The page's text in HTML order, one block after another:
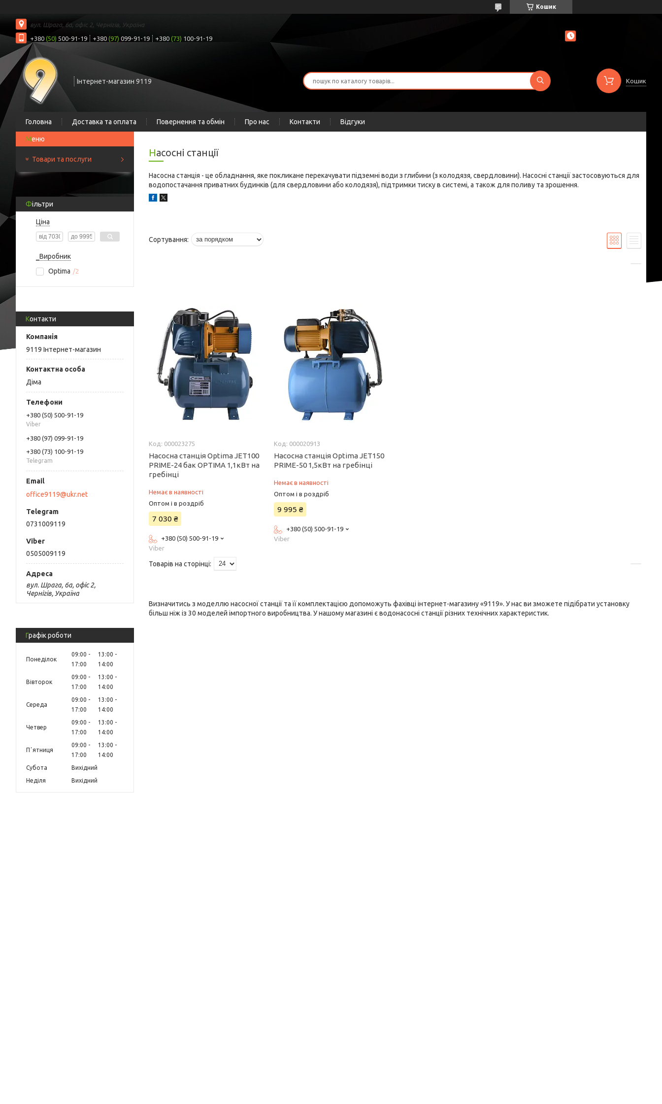
Кошик
вул. Шрага, 6а, офіс 2, Чернігів, Україна
+380 (50) 500-91-19 +380 (97) 099-91-19 +380 (73) 100-91-19
Інтернет-магазин 9119 Кошик
Головна Доставка та оплата Повернення та обмін Про нас Контакти Відгуки
Товари та послуги
Фільтри
Ціна
_Виробник
Optima
2
Контакти
9119 Інтернет-магазин
Діма
+380 (50) 500-91-19
Viber
+380 (97) 099-91-19
+380 (73) 100-91-19
Telegram
office9119@ukr.net
0731009119
0505009119
вул. Шрага, 6а, офіс 2,
Чернігів, Україна
Графік роботи
Понеділок
09:00
17:00
13:00
14:00
Вівторок
09:00
17:00
13:00
14:00
Середа
09:00
17:00
13:00
14:00
Четвер
09:00
17:00
13:00
14:00
Пʼятниця
09:00
17:00
13:00
14:00
Субота
Вихідний
Неділя
Вихідний
Насосні станції
Насосна станція - це обладнання, яке покликане перекачувати підземні води з глибини (з колодязя, свердловини). Насосні станції застосовуються для
водопостачання приватних будинків (для свердловини або колодязя), підтримки тиску в системі, а також для поливу та зрошення.
000023275
Насосна станція Optima JET100
PRIME-24 бак OPTIMA 1,1кВт на
гребінці
Немає в наявності
Оптом і в роздріб
7 030 ₴
+380 (50) 500-91-19
Viber
000020913
Насосна станція Optima JET150
PRIME-50 1,5кВт на гребінці
Немає в наявності
Оптом і в роздріб
9 995 ₴
+380 (50) 500-91-19
Viber
Визначитись з моделлю насосної станції та її комплектацією допоможуть фахівці інтернет-магазину «9119». У нас ви зможете підібрати установку
більш ніж із 30 моделей імпортного виробництва. У нашому магазині є водонасосні станції різних технічних характеристик.